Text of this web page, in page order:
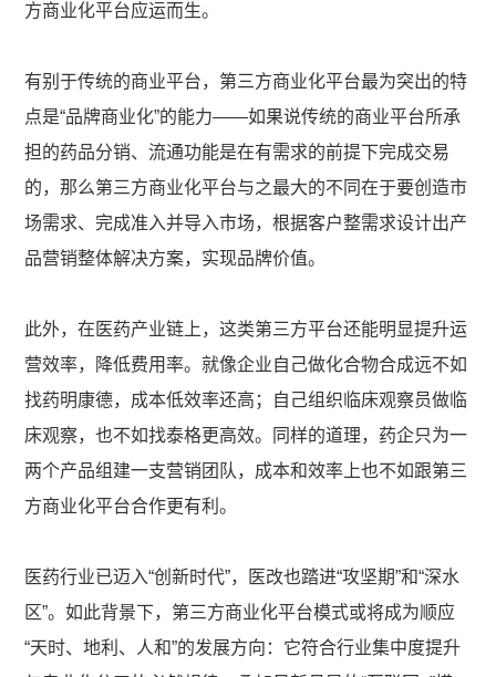
方商业化平台应运而生。
有别于传统的商业平台，第三方商业化平台最为突出的特
点是“品牌商业化”的能力——如果说传统的商业平台所承
担的药品分销、流通功能是在有需求的前提下完成交易
的，那么第三方商业化平台与之最大的不同在于要创造市
场需求、完成准入并导入市场，根据客户整需求设计出产
品营销整体解决方案，实现品牌价值。
此外，在医药产业链上，这类第三方平台还能明显提升运
营效率，降低费用率。就像企业自己做化合物合成远不如
找药明康德，成本低效率还高；自己组织临床观察员做临
床观察，也不如找泰格更高效。同样的道理，药企只为一
两个产品组建一支营销团队，成本和效率上也不如跟第三
方商业化平台合作更有利。
医药行业已迈入“创新时代”，医改也踏进“攻坚期”和“深水
区”。如此背景下，第三方商业化平台模式或将成为顺应
“天时、地利、人和”的发展方向：它符合行业集中度提升